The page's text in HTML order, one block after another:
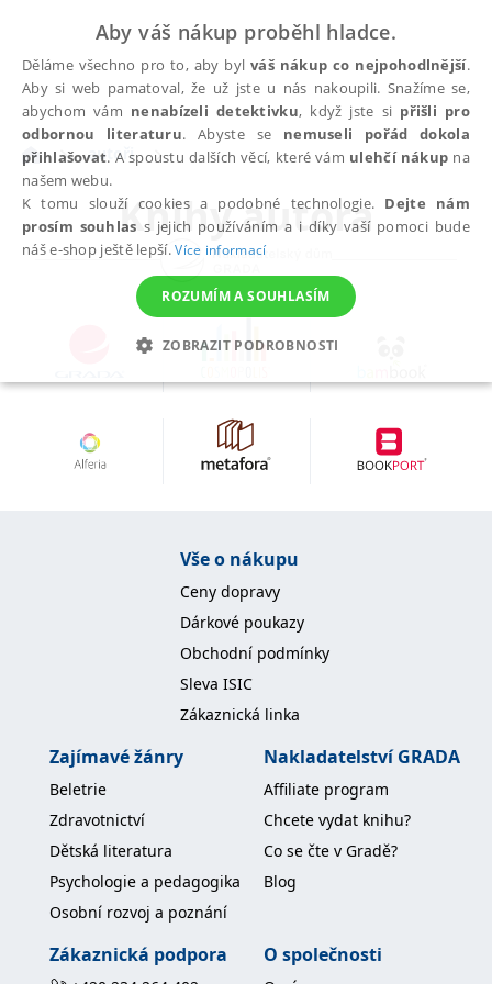
autoři
Knihy autora
Vše o nákupu
Ceny dopravy
Dárkové poukazy
Obchodní podmínky
Sleva ISIC
Zákaznická linka
Zajímavé žánry
Beletrie
Zdravotnictví
Dětská literatura
Psychologie a pedagogika
Osobní rozvoj a poznání
Nakladatelství GRADA
Affiliate program
Chcete vydat knihu?
Co se čte v Gradě?
Blog
Zákaznická podpora O společnosti
Aby váš nákup proběhl hladce.
Děláme všechno pro to, aby bylváš nákup co nejpohodlnější.
Aby si web pamatoval, že už jste u nás nakoupili. Snažíme se,
abychom vám nenabízeli detektivku, když jste si přišli pro
odbornou literaturu. Abyste se nemuseli pořád dokola
přihlašovat. A spoustu dalších věcí, které vám ulehčí nákup na
našem webu.
K tomu slouží cookies a podobné technologie. Dejte nám
prosím souhlas s jejich používáním a i díky vaší pomoci bude
náš e-shop ještě lepší.Více informací
ROZUMÍM A SOUHLASÍM
ZOBRAZIT PODROBNOSTI
NEZBYTNÉ ANALYTICKÉ MARKETINGOVÉ
FUNKČNÍ NEZAŘAZENÉ SOUBORY
Nezařazené soubory
Nezbytně nutné soubory cookie umožňují základní funkce webových
stránek, jako je přihlášení uživatele a správa účtu. Webové stránky nelze
bez nezbytně nutných souborů cookie správně používat.
Provider /
Doména
CookieScript
služba
Script.com k
předvoleb
soubory
Cookie-
Script.com